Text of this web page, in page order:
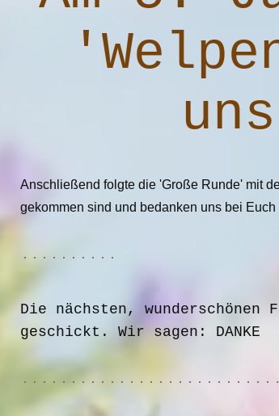
Anschließend folgte die 'Große Runde' mit
gekommen sind und bedanken uns bei
Die nächsten, wunderschönen
geschickt. Wir sagen: DANKE